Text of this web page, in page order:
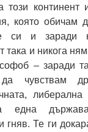
този континент
която обичам
си и заради
така и никога
– заради
чувствам
либерална
една
гняв. Те ги